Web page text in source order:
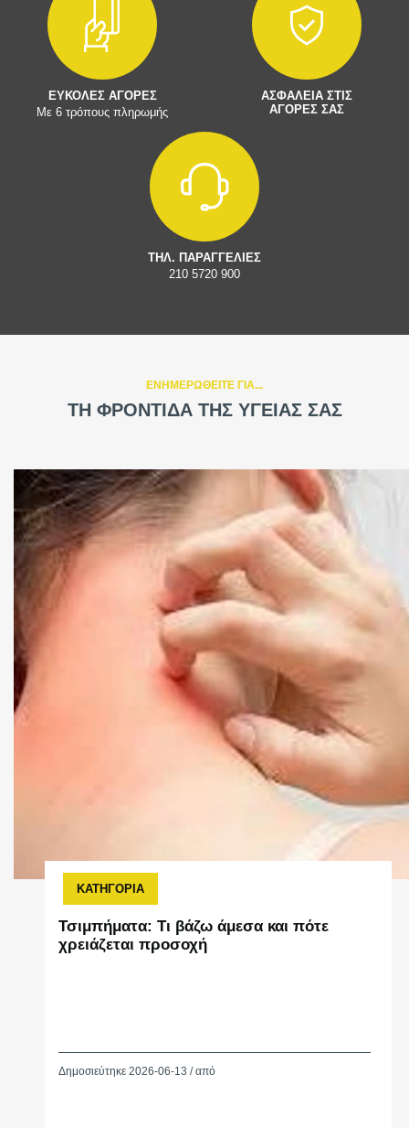
ΕΥΚΟΛΕΣ ΑΓΟΡΕΣ
Με 6 τρόπους πληρωμής
ΑΣΦΑΛΕΙΑ ΣΤΙΣ
ΑΓΟΡΕΣ ΣΑΣ
ΤΗΛ. ΠΑΡΑΓΓΕΛΙΕΣ
210 5720 900
ΕΝΗΜΕΡΩΘΕΙΤΕ ΓΙΑ...
ΤΗ ΦΡΟΝΤΙΔΑ ΤΗΣ ΥΓΕΙΑΣ ΣΑΣ
ΚΑΤΗΓΟΡΙΑ
Τσιμπήματα: Τι βάζω άμεσα και πότε
χρειάζεται προσοχή
Δημοσιεύτηκε 2026-06-13 / από